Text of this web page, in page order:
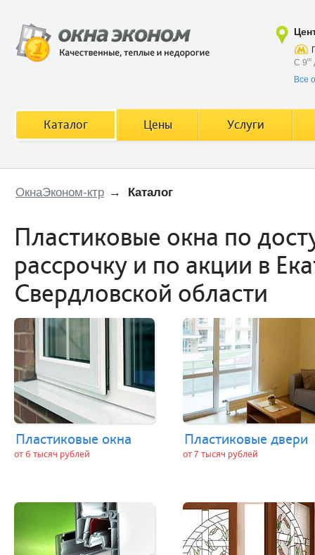
ОкнаЭконом-ктр → Каталог
Пластиковые окна по
рассрочку и по акции в
Свердловской области
Пластиковые окна
от 6 тысяч рублей
Пластиковые двери
от 7 тысяч рублей
С 900
Все
Каталог Цены Услуги